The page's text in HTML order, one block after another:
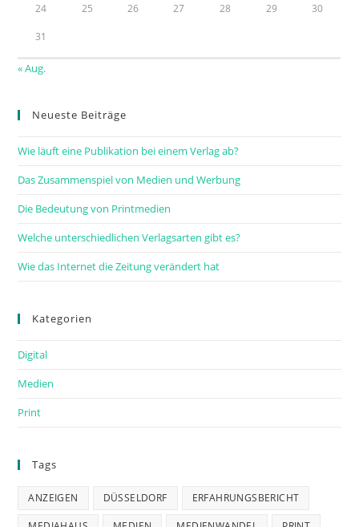
24 25 26 27 28 29 30
31
« Aug.
Neueste Beiträge
Wie läuft eine Publikation bei einem Verlag ab?
Das Zusammenspiel von Medien und Werbung
Die Bedeutung von Printmedien
Welche unterschiedlichen Verlagsarten gibt es?
Wie das Internet die Zeitung verändert hat
Kategorien
Digital
Medien
Print
Tags
ANZEIGEN DÜSSELDORF ERFAHRUNGSBERICHT